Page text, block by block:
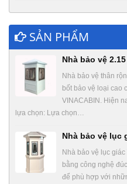
SẢN PHẨM
Nhà bảo vệ
Nhà bảo vệ thân
bốt bảo vệ loại cao
VINACABIN. Hiện
lựa chọn: Lựa chọn…
Nhà bảo vệ lục
Nhà bảo vệ lục
bằng công nghệ
để phù hợp với